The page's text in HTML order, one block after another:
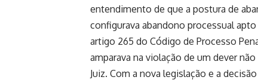
entendimento de que a postura de
configurava abandono processual
artigo 265 do Código de Processo
amparava na violação de um dever
Juiz. Com a nova legislação e a